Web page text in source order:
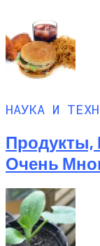
НАУКА И
Продукты,
Очень